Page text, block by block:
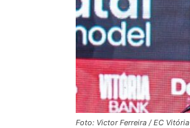
Foto: Victor Ferreira / EC Vitória